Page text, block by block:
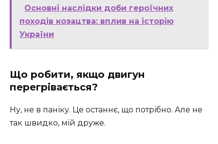
Основні наслідки доби героїчних
походів козацтва: вплив на історію
України
Що робити, якщо двигун
перегрівається?
Ну, не в паніку. Це останнє, що потрібно. Але не
так швидко, мій друже.